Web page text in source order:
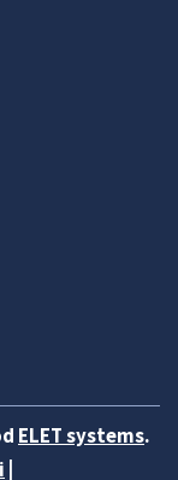
ELET systems.